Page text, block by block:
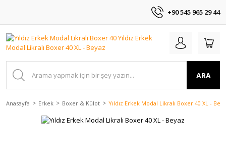
+90 545 965 29 44
ARA
Anasayfa Erkek Boxer & Külot Yıldız Erkek Modal Likralı Boxer 40 XL -